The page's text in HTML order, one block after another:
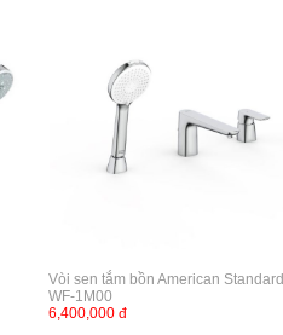
Vòi sen tắm bồn American Standard
WF-1M00
6,400,000 đ